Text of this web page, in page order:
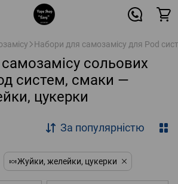
Набори для самозамісу для Pod
сольових
систем, смаки —
цукерки
За популярністю
🍬Жуйки, желейки, цукерки